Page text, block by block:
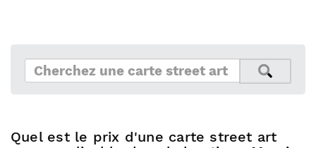
Quel est le prix d'une carte street art